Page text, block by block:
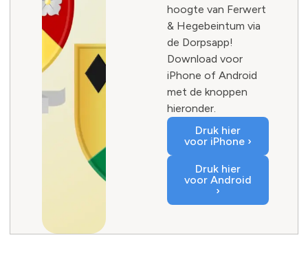
hoogte van Ferwert
& Hegebeintum via
de Dorpsapp!
Download voor
iPhone of Android
met de knoppen
hieronder.
Druk hier
voor iPhone ›
Druk hier
voor Android
›